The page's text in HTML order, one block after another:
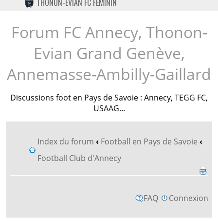
TWITTER
INSTAGRAM
THONON-EVIAN FC FÉMININ
Forum FC Annecy, Thonon-
Evian Grand Genève,
Annemasse-Ambilly-Gaillard
Discussions foot en Pays de Savoie : Annecy, TEGG FC,
USAAG...
Index du forum ‹ Football en Pays de Savoie ‹
Football Club d'Annecy
FAQ Connexion